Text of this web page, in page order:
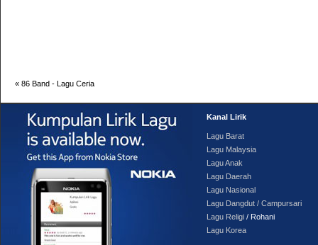
« 86 Band - Lagu Ceria
Kanal Lirik
Lagu Barat
Lagu Malaysia
Lagu Anak
Lagu Daerah
Lagu Nasional
Lagu Dangdut / Campursari
Lagu Religi / Rohani
Lagu Korea